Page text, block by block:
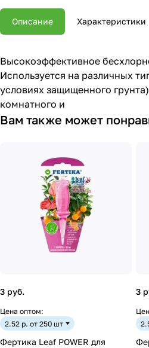
Описание Характеристики
Высокоэффективное
Используется на различных
условиях защищенного
комнатного и
Вам также может
3 руб.
Цена оптом:
2.52 р. от 250 шт
Фертика Leaf POWER для
3